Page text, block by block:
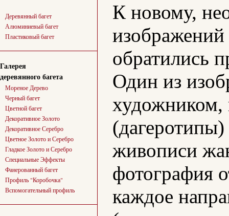
Деревянный багет
Алюминиевый багет
Пластиковый багет
Галерея
деревянного багета
Мореное Дерево
Черный багет
Цветной багет
Декоративное Золото
Декоративное Серебро
Цветное Золото и Серебро
Гладкое Золото и Серебро
Специальные Эффекты
Фанерованный багет
Профиль "Коробочка"
Вспомогательный профиль
К новому,
изображений
обратились
Один из
художником,
живописи
фотография
каждое